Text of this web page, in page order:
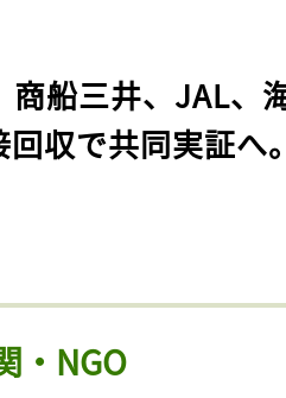
商船三井、JAL、
回収で共同実証へ
・NGO